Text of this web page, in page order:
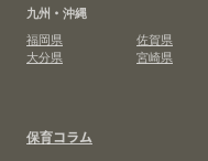
九州・沖縄
福岡県
佐賀県
大分県
宮崎県
保育コラム